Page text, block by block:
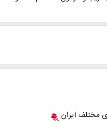
مختلف ایران